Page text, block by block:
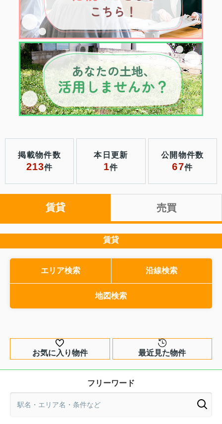
掲載物件数
213件
本日更新
1件
公開物件数
67件
賃貸 売買
賃貸
エリア検索 沿線検索
地図検索
お気に入り物件 最近見た物件
フリーワード